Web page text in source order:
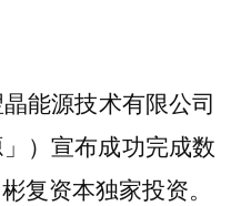
能源技术有限公司
）宣布成功完成数
复资本独家投资。